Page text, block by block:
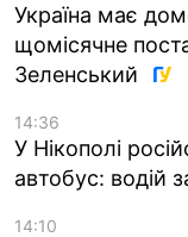
Україна має
щомісячне
Зеленський
14:36
У Нікополі
автобус: водій
14:10